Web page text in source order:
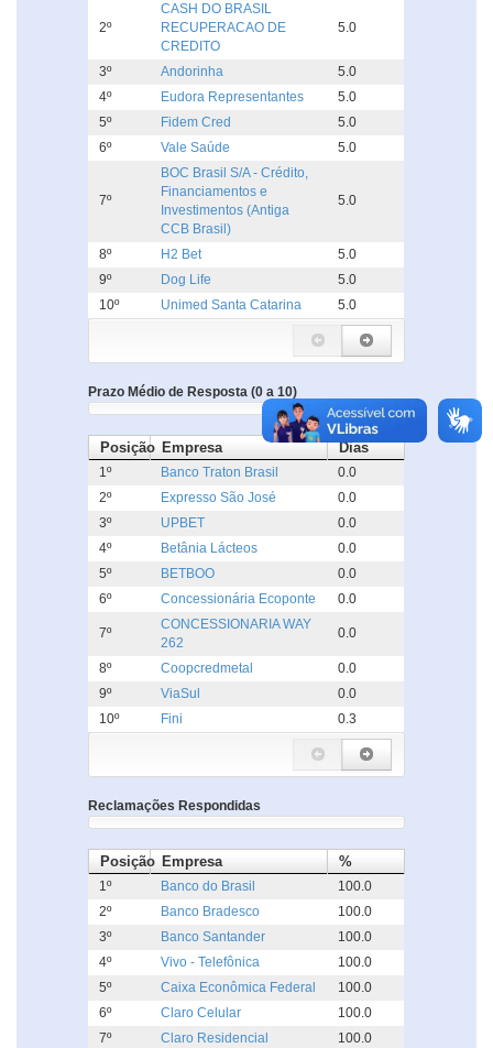
2º
CASH DO BRASIL
RECUPERACAO DE
CREDITO
5.0
3º Andorinha
5.0
4º
Eudora Representantes
5.0
5º
Fidem Cred
5.0
6º
Vale Saúde 5.0
7º
BOC Brasil S/A - Crédito,
Financiamentos e
Investimentos (Antiga
CCB Brasil)
5.0
8º H2 Bet
5.0
9º
Dog Life
5.0
10º
Unimed Santa Catarina 5.0
Prazo Médio de Resposta (0 a 10)
Posição Empresa Dias
1º Banco Traton Brasil
0.0
2º
Expresso São José
0.0
3º
UPBET
0.0
4º
Betânia Lácteos
0.0
5º
BETBOO
0.0
6º
Concessionária Ecoponte 0.0
7º
CONCESSIONARIA WAY
262
0.0
8º Coopcredmetal
0.0
9º
ViaSul
0.0
10º
Fini 0.3
Reclamações Respondidas
Posição Empresa %
1º Banco do Brasil
100.0
2º
Banco Bradesco
100.0
3º
Banco Santander
100.0
4º
Vivo - Telefônica
100.0
5º
Caixa Econômica Federal
100.0
6º
Claro Celular
100.0
7º
Claro Residencial
100.0